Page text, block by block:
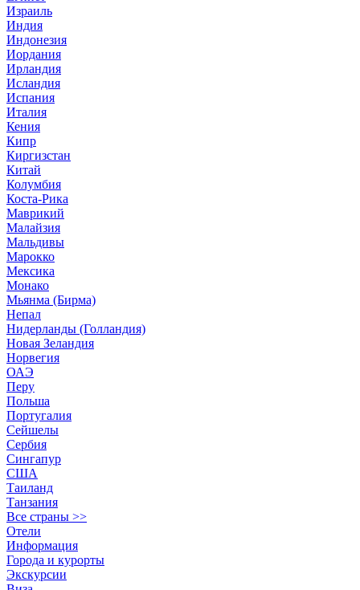
Израиль
Индия
Индонезия
Иордания
Ирландия
Исландия
Испания
Италия
Кения
Кипр
Киргизстан
Китай
Колумбия
Коста-Рика
Маврикий
Малайзия
Мальдивы
Марокко
Мексика
Монако
Мьянма (Бирма)
Непал
Нидерланды (Голландия)
Новая Зеландия
Норвегия
ОАЭ
Перу
Польша
Португалия
Сейшелы
Сербия
Сингапур
США
Таиланд
Танзания
Все страны >>
Отели
Информация
Города и курорты
Экскурсии